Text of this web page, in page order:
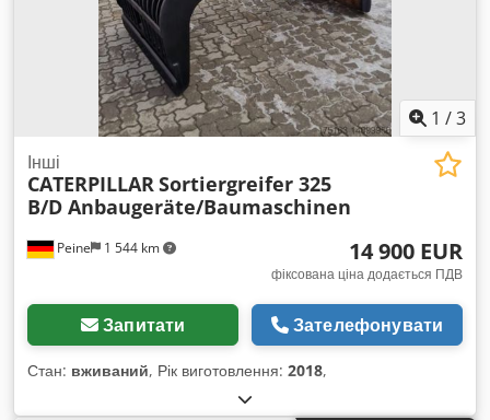
1 /3
Peine 1 544 km
Інші
CATERPILLARSortiergreifer 325
B/D Anbaugeräte/Baumaschinen
14 900 EUR
фіксована ціна додається ПДВ
Запитати Зателефонувати
Стан: вживаний, Рік виготовлення: 2018,